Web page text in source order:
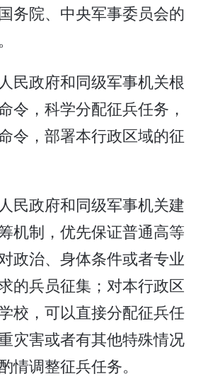
务院、中央军事委员会的
民政府和同级军事机关根
令，科学分配征兵任务，
令，部署本行政区域的征
民政府和同级军事机关建
机制，优先保证普通高等
政治、身体条件或者专业
的兵员征集；对本行政区
校，可以直接分配征兵任
灾害或者有其他特殊情况
情调整征兵任务。